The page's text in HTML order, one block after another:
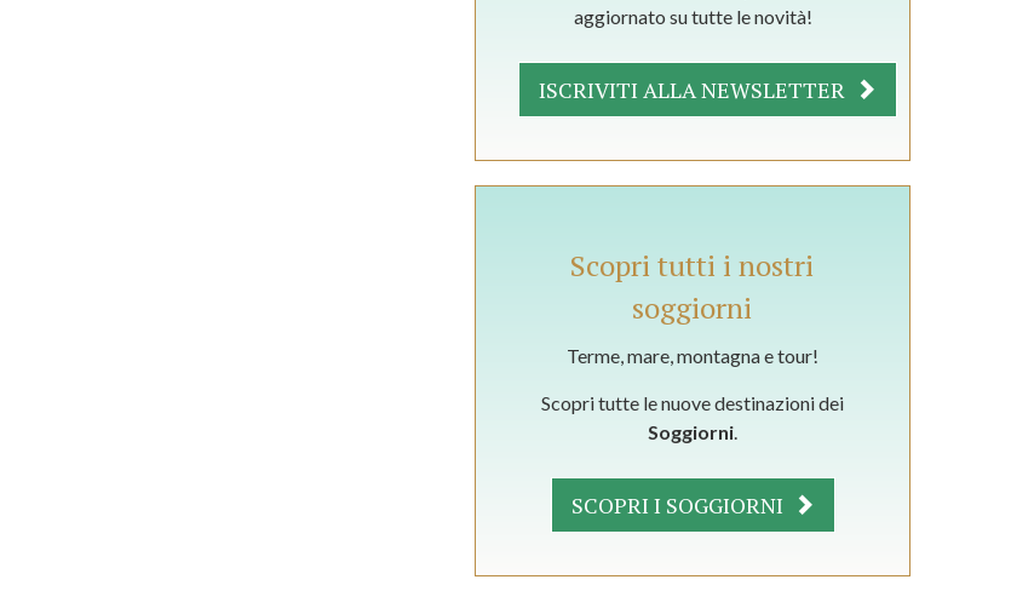
aggiornato su tutte le novità!
ISCRIVITI ALLA NEWSLETTER
Scopri tutti i nostri
soggiorni
Terme, mare, montagna e tour!
Scopri tutte le nuove destinazioni dei
Soggiorni
SCOPRI I SOGGIORNI